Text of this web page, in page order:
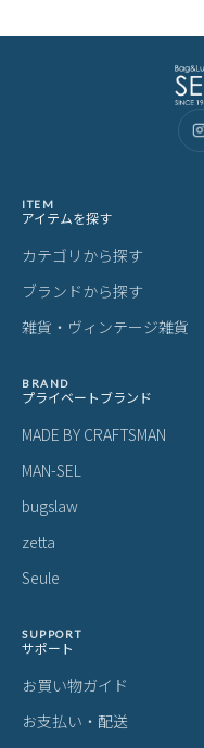
ITEM
アイテムを探す
カテゴリから探す
ブランドから探す
雑貨・ヴィンテージ雑貨
BRAND
プライベートブランド
MADE BY CRAFTSMAN
MAN-SEL
bugslaw
zetta
Seule
SUPPORT
サポート
お買い物ガイド
お支払い・配送